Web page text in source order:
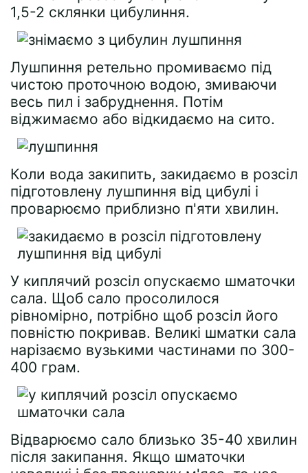
1,5-2 склянки цибулиння.
Лушпиння ретельно промиваємо під
чистою проточною водою, змиваючи
весь пил і забруднення. Потім
віджимаємо або відкидаємо на сито.
Коли вода закипить, закидаємо в розсіл
підготовлену лушпиння від цибулі і
проварюємо приблизно п'яти хвилин.
У киплячий розсіл опускаємо шматочки
сала. Щоб сало просолилося
рівномірно, потрібно щоб розсіл його
повністю покривав. Великі шматки сала
нарізаємо вузькими частинами по 300-
400 грам.
Відварюємо сало близько 35-40 хвилин
після закипання. Якщо шматочки